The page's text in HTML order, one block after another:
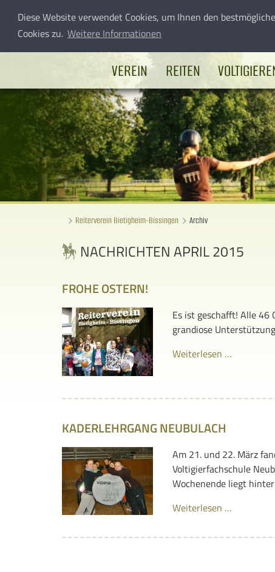
Diese Website verwendet Cookies, um Ihnen den
Cookies zu. Weitere Informationen
VEREIN REITEN
Reiterverein Bietigheim-Bissingen Archiv
NACHRICHTEN APRIL 2015
FROHE OSTERN!
Es ist geschafft! Alle 46
grandiose
Weiterlesen …
KADERLEHRGANG NEUBULACH
Am 21. und 22. März
Voltigierfachschule
Wochenende liegt
Weiterlesen …